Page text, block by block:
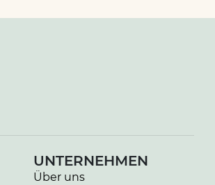
UNTERNEHMEN
Über uns